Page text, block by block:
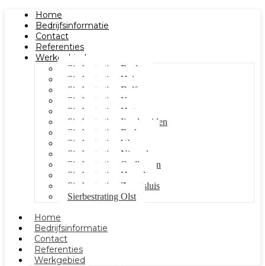
Home
Bedrijfsinformatie
Contact
Referenties
Werkgebied
Sierbestrating Raalte
Sierbestrating Heino
Sierbestrating Dalfsen
Sierbestrating Kampen
Sierbestrating Hattem
Sierbestrating Ijsselmuiden
Sierbestrating Berkum
Sierbestrating Wezep
Sierbestrating Nieuwleusen
Sierbestrating Oudleusen
Sierbestrating Hasselt
Sierbestrating Zwartsluis
Sierbestrating Olst
Home
Bedrijfsinformatie
Contact
Referenties
Werkgebied